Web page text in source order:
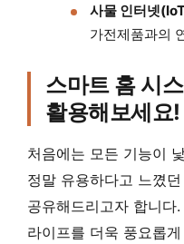
사물 인터넷
가전제품과의
스마트 홈 시
활용해보세요
처음에는 모든 기능이
정말 유용하다고 느꼈
공유해드리고자 합니다
라이프를 더욱 풍요롭